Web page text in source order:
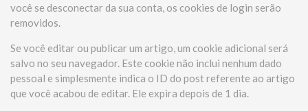
você se desconectar da sua conta, os cookies de login serão
removidos.
Se você editar ou publicar um artigo, um cookie adicional será
salvo no seu navegador. Este cookie não inclui nenhum dado
pessoal e simplesmente indica o ID do post referente ao artigo
que você acabou de editar. Ele expira depois de 1 dia.